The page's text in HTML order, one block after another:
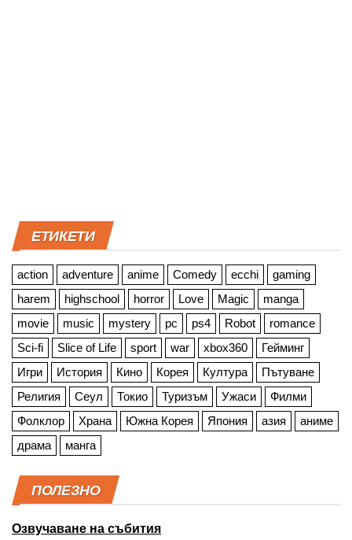
ЕТИКЕТИ
action adventure anime Comedy ecchi
gaming
harem
highschool horror Love Magic
manga
movie
music mystery pc ps4 Robot
romance
Sci-fi
Slice of Life sport war xbox360
Гейминг
Игри
История Кино Корея Култура
Пътуване
Религия
Сеул Токио Туризъм Ужаси
Филми
Фолклор
Храна Южна Корея Япония азия
аниме
драма
манга
ПОЛЕЗНО
Озвучаване на събития